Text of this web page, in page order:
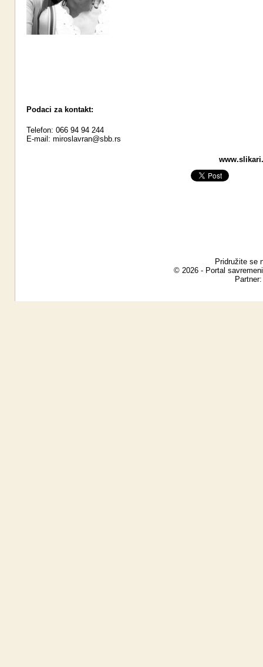
Podaci za kontakt:
Telefon: 066 94 94 244
E-mail: miroslavran@sbb.rs
Pridružite se
© 2026 - Portal